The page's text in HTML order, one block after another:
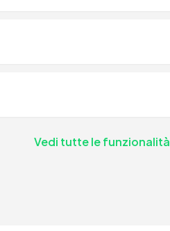
Vedi tutte le funzionalità